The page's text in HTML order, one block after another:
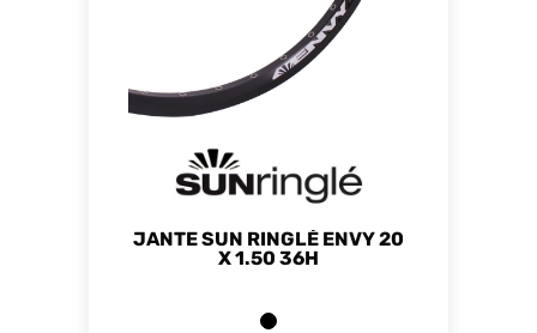
JANTE SUN RINGLÉ ENVY 20
X 1.50 36H